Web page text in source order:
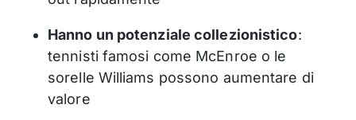
Hanno un potenziale collezionistico:
tennisti famosi come McEnroe o le
sorelle Williams possono aumentare di
valore